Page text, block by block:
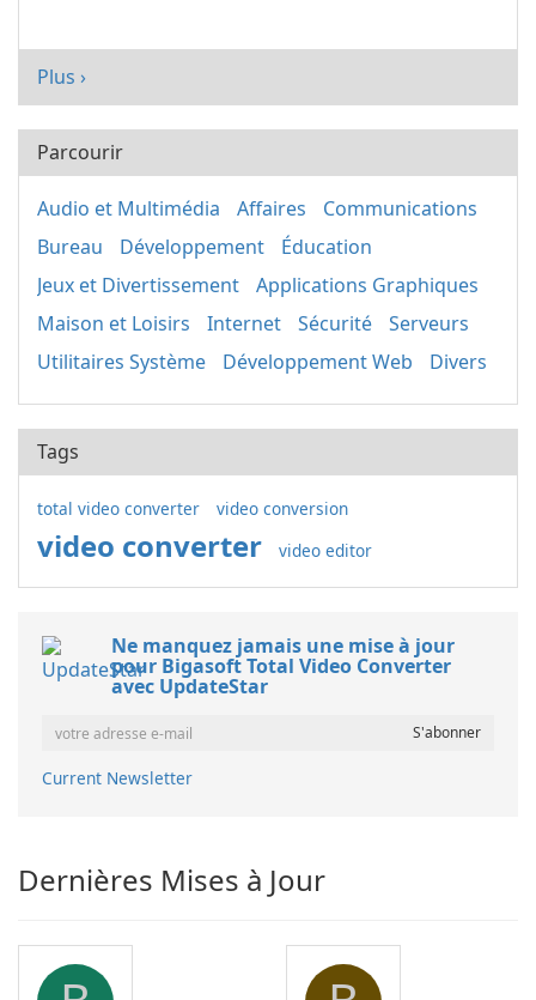
Plus ›
Parcourir
Audio et Multimédia Affaires
Communications
Bureau
Développement
Éducation
Jeux et Divertissement
Applications Graphiques
Maison et Loisirs
Internet Sécurité
Serveurs
Utilitaires Système
Développement Web Divers
Tags
total video converter video conversion
video converter video editor
Ne manquez jamais une mise à jour
pour Bigasoft Total Video Converter
avec UpdateStar
Current Newsletter
Dernières Mises à Jour